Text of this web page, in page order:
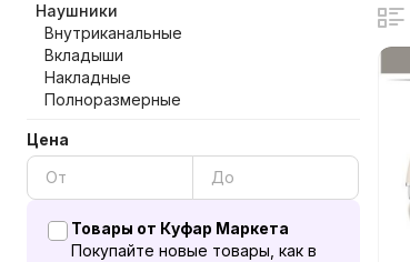
Наушники
Внутриканальные
Вкладыши
Накладные
Полноразмерные
Цена
Товары от Куфар Маркета
Покупайте новые товары, как в